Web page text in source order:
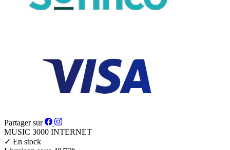
Partager sur
MUSIC 3000 INTERNET
✓ En stock